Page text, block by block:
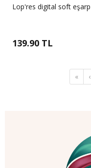
Lop'res digital soft eşarp
139.90 TL
« ‹